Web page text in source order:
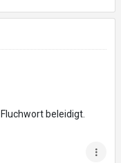
beleidigt.